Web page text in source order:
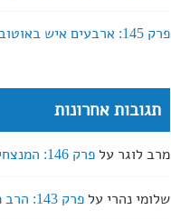
פרק 145: ארבעים איש באוטובוס
תגובות אחרונות
מרב לוגר על פרק 146: המנצחים – תמיד חופשי
שלומי נהרי על פרק 143: הרב משאש – שבירה